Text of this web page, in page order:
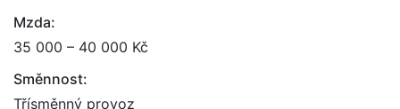
Mzda:
35 000 – 40 000 Kč
Směnnost:
Třísměnný provoz